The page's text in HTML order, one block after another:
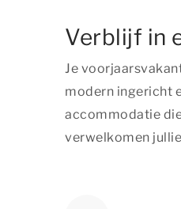
Verblijf in
Je
modern ingericht
accommodatie
verwelkomen